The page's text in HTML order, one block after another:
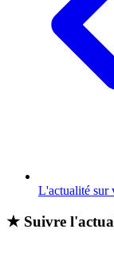
L'actualité sur
★ Suivre